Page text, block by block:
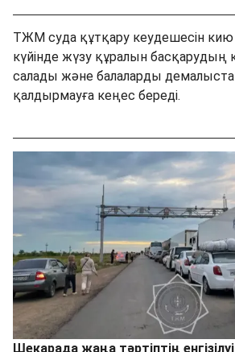
ТЖМ суда құтқару кеудешесін кию
күйінде жүзу құралын басқарудың
салады және балаларды
қалдырмауға кеңес береді.
Шекарада жаңа тәртіптің